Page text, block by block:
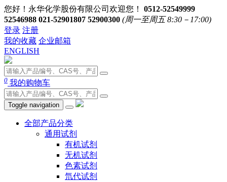
您好！永华化学股份有限公司欢迎您！ 0512-52549999
52546988 021-52901807 52900300 (周一至周五 8:30－17:00)
登录 注册
我的收藏 企业邮箱
ENGLISH
0 我的购物车
Toggle navigation
全部产品分类
通用试剂
有机试剂
无机试剂
色素试剂
氘代试剂